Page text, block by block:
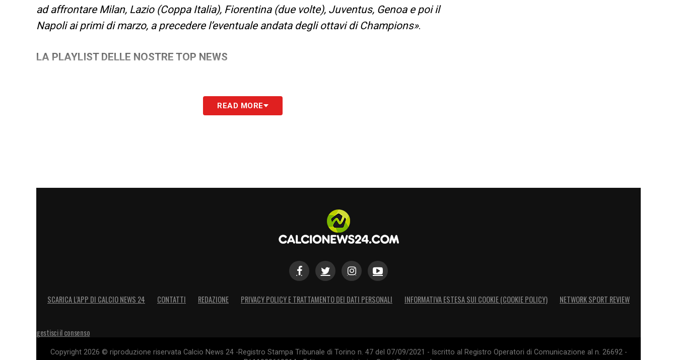
ad affrontare Milan, Lazio (Coppa Italia), Fiorentina (due volte), Juventus, Genoa e poi il
Napoli ai primi di marzo, a precedere l’eventuale andata degli ottavi di Champions».
LA PLAYLIST DELLE NOSTRE TOP NEWS
READ MORE
SCARICA L’APP DI CALCIO NEWS 24 CONTATTI REDAZIONE PRIVACY POLICY E TRATTAMENTO DEI DATI PERSONALI INFORMATIVA ESTESA SUI COOKIE (COOKIE POLICY) NETWORK SPORT REVIEW
gestisci il consenso
Copyright 2026 © riproduzione riservata Calcio News 24 -Registro Stampa Tribunale di Torino n. 47 del 07/09/2021 - Iscritto al Registro Operatori di Comunicazione al n. 26692 -